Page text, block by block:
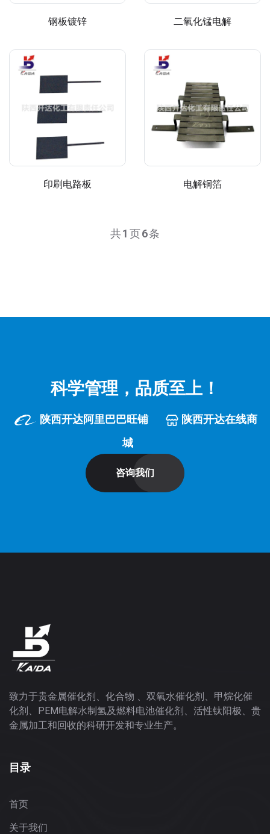
钢板镀锌 二氧化锰电解
印刷电路板 电解铜箔
共1 页6条
科学管理，品质至上！
陕西开达阿里巴巴旺铺
陕西开达在线商
城
咨询我们
致力于贵金属催化剂、化合物 、双氧水催化剂、甲烷化催
化剂、PEM电解水制氢及燃料电池催化剂、活性钛阳极、贵
金属加工和回收的科研开发和专业生产。
目录
首页
关于我们